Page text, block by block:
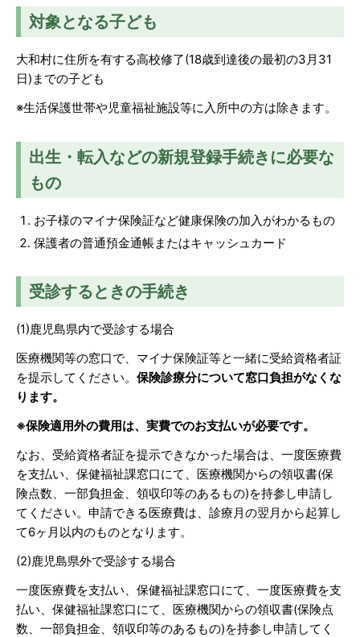
対象となる子ども
大和村に住所を有する高校修了(18歳到達後の最初の3月31
日)までの子ども
※生活保護世帯や児童福祉施設等に入所中の方は除きます。
出生・転入などの新規登録手続きに必要な
もの
お子様のマイナ保険証など健康保険の加入がわかるもの
保護者の普通預金通帳またはキャッシュカード
受診するときの手続き
(1)鹿児島県内で受診する場合
医療機関等の窓口で、マイナ保険証等と一緒に受給資格者証
を提示してください。 保険診療分について窓口負担がなくな
ります。
※保険適用外の費用は、実費でのお支払いが必要です。
なお、受給資格者証を提示できなかった場合は、一度医療費
を支払い、保健福祉課窓口にて、医療機関からの領収書(保
険点数、一部負担金、領収印等のあるもの)を持参し申請し
てください。申請できる医療費は、診療月の翌月から起算し
て6ヶ月以内のものとなります。
(2)鹿児島県外で受診する場合
一度医療費を支払い、保健福祉課窓口にて、一度医療費を支
払い、保健福祉課窓口にて、医療機関からの領収書(保険点
数、一部負担金、領収印等のあるもの)を持参し申請してく